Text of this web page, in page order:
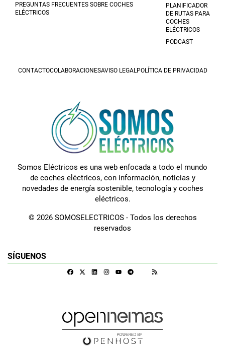
PREGUNTAS FRECUENTES SOBRE COCHES
ELÉCTRICOS
PLANIFICADOR
DE RUTAS PARA
COCHES
ELÉCTRICOS
PODCAST
CONTACTOCOLABORACIONESAVISO LEGALPOLÍTICA DE PRIVACIDAD
Somos Eléctricos es una web enfocada a todo el mundo
de coches eléctricos, con información, noticias y
novedades de energía sostenible, tecnología y coches
eléctricos.
© 2026 SOMOSELECTRICOS - Todos los derechos
reservados
SÍGUENOS
FacebookLinkedinInstagramTelegram
Google Discover